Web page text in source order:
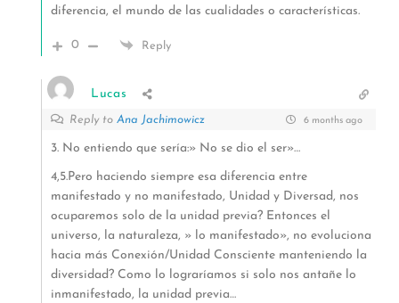
diferencia, el mundo de las cualidades o características.
0 Reply
Lucas
Reply to Ana Jachimowicz 6 months ago
3. No entiendo que sería:» No se dio el ser»…
4,5.Pero haciendo siempre esa diferencia entre
manifestado y no manifestado, Unidad y Diversad, nos
ocuparemos solo de la unidad previa? Entonces el
universo, la naturaleza, » lo manifestado», no evoluciona
hacia más Conexión/Unidad Consciente manteniendo la
diversidad? Como lo lograríamos si solo nos antañe lo
inmanifestado, la unidad previa…